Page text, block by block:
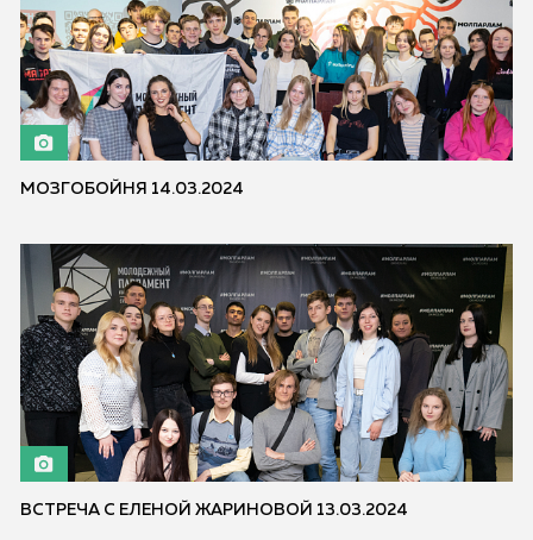
МОЗГОБОЙНЯ 14.03.2024
ВСТРЕЧА С ЕЛЕНОЙ ЖАРИНОВОЙ 13.03.2024